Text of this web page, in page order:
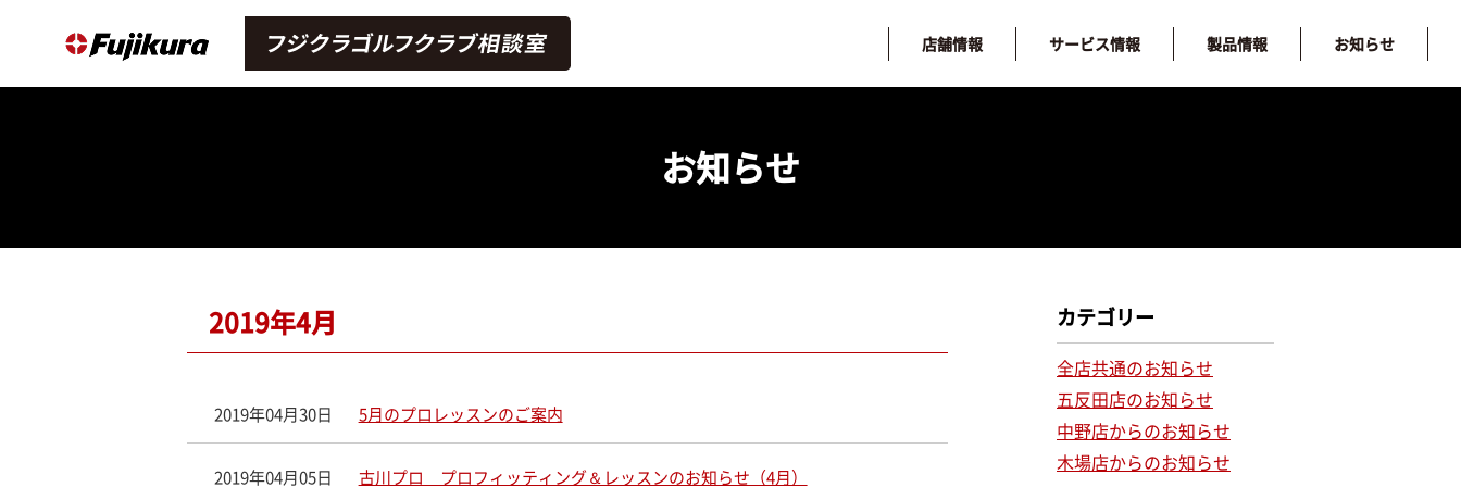
店舗情報 サービス情報 製品情報 お知らせ
お知らせ
2019年4月
2019年04月30日 5月のプロレッスンのご案内
2019年04月05日 古川プロ プロフィッティング＆レッスンのお知らせ（4月）
カテゴリー
全店共通のお知らせ
五反田店のお知らせ
中野店からのお知らせ
木場店からのお知らせ